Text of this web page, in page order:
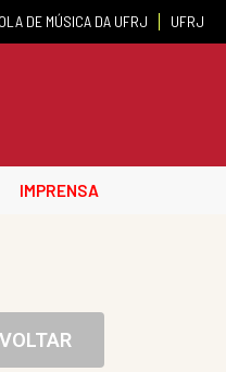
DE MÚSICA DA UFRJ UFRJ
IMPRENSA
VOLTAR